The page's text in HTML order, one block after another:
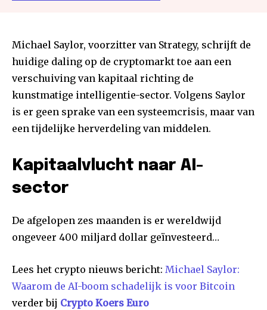
Michael Saylor, voorzitter van Strategy, schrijft de
huidige daling op de cryptomarkt toe aan een
verschuiving van kapitaal richting de
kunstmatige intelligentie-sector. Volgens Saylor
is er geen sprake van een systeemcrisis, maar van
een tijdelijke herverdeling van middelen.
Kapitaalvlucht naar AI-
sector
De afgelopen zes maanden is er wereldwijd
ongeveer 400 miljard dollar geïnvesteerd…
Lees het crypto nieuws bericht: Michael Saylor:
Waarom de AI-boom schadelijk is voor Bitcoin
verder bij Crypto Koers Euro